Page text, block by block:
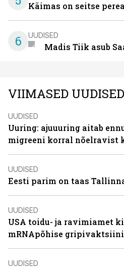
Käimas on seitse
6 UUDISED
Madis Tiik asub
VIIMASED UUDISED
UUDISED
Uuring: ajuuuring aitab
migreeni korral nõelravist
UUDISED
Eesti parim on taas
UUDISED
USA toidu- ja ravimiamet
mRNApõhise gripivaktsiini
UUDISED